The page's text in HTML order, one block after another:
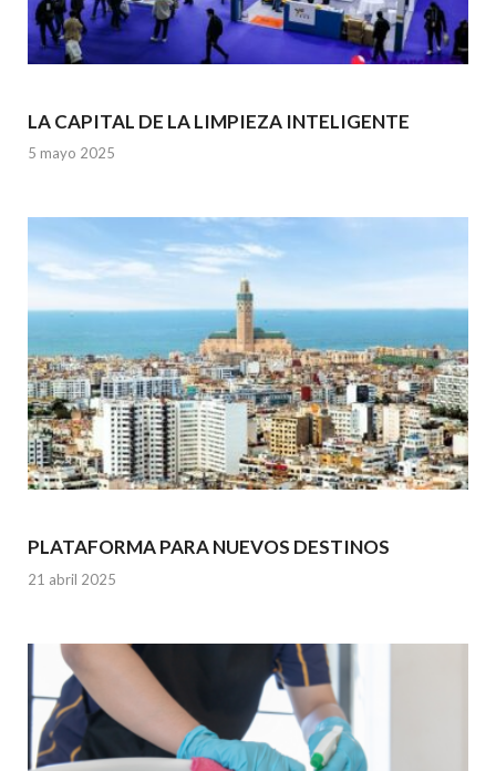
LA CAPITAL DE LA LIMPIEZA INTELIGENTE
5 mayo 2025
PLATAFORMA PARA NUEVOS DESTINOS
21 abril 2025